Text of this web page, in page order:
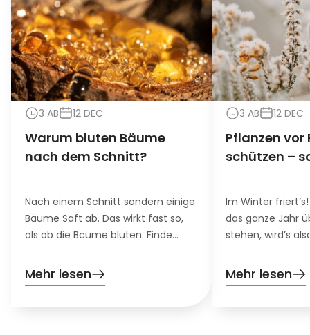
3 AB 12 DEC
Warum bluten Bäume
nach dem Schnitt?
Nach einem Schnitt sondern einige
Bäume Saft ab. Das wirkt fast so,
als ob die Bäume bluten. Finde
sich hat und was du für blutende
Bäume tun kannst.
Mehr lesen
3 AB 12 DEC
Pflanzen vor
schützen –
Im Winter
das ganze Jahr
stehen, wird’s
harten Bäume,
Blumen in
Mehr lesen